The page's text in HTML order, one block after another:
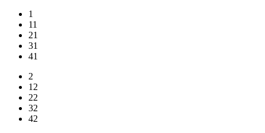
1
11
21
31
41
2
12
22
32
42